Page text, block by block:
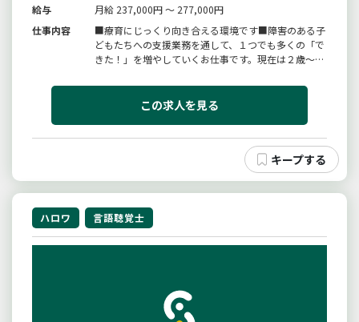
給与
月給 237,000円 ～ 277,000円
仕事内容
■療育にじっくり向き合える環境です■障害のある子
どもたちへの支援業務を通して、１つでも多くの「で
きた！」を増やしていくお仕事です。現在は２歳〜小
び”を通して、子どもたちの個性伸ばし、可能性を広
げるお手伝いをします。担任制は採用しておらず、毎
この求人を見る
ハロワ 言語聴覚士